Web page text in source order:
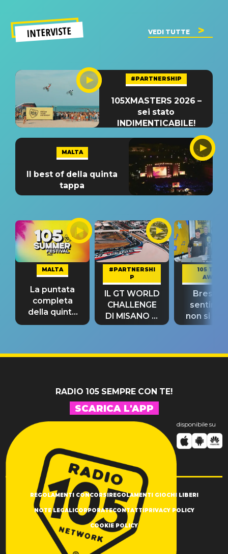
INTERVISTE VEDI TUTTE
#PARTNERSHIP
105XMASTERS 2026 –
sei stato
INDIMENTICABILE!
MALTA
Il best of della quinta
tappa
MALTA
La puntata
completa
della quinta
tappa
#PARTNERSHI
P
IL GT WORLD
CHALLENGE
DI MISANO si
riconferma
105 TAKE
AWAY
Bresh:
non si
fino alla
RADIO 105 SEMPRE CON TE!
SCARICA L'APP
disponibile su
REGOLAMENTI CONCORSI REGOLAMENTI GIOCHI LIBERI
NOTE LEGALI CORPORATECONTATTI PRIVACY POLICY
COOKIE POLICY